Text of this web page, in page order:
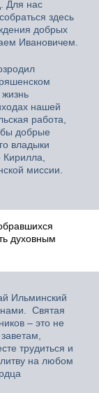
Для нас
здесь
добрых
Ивановичем.
нашей
работа,
добрые
владыки
Кирилла,
миссии.
духовным
Ильминский
нами. Святая
– это не
трудиться и
на любом